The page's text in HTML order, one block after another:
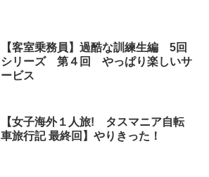
【客室乗務員】過酷な訓練生編 5回
シリーズ 第４回 やっぱり楽しいサ
ービス
【女子海外１人旅! タスマニア自転
車旅行記 最終回】やりきった！